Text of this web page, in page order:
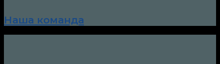
Наша команда